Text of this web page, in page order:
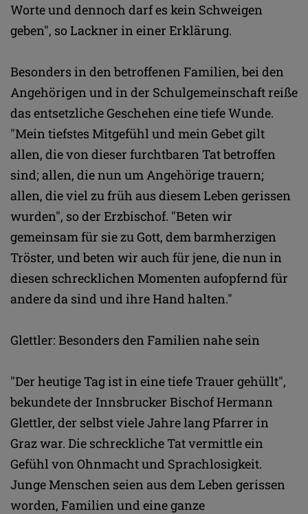
Worte und dennoch darf es kein Schweigen
geben", so Lackner in einer Erklärung.
Besonders in den betroffenen Familien, bei den
Angehörigen und in der Schulgemeinschaft reiße
das entsetzliche Geschehen eine tiefe Wunde.
"Mein tiefstes Mitgefühl und mein Gebet gilt
allen, die von dieser furchtbaren Tat betroffen
sind; allen, die nun um Angehörige trauern;
allen, die viel zu früh aus diesem Leben gerissen
wurden", so der Erzbischof. "Beten wir
gemeinsam für sie zu Gott, dem barmherzigen
Tröster, und beten wir auch für jene, die nun in
diesen schrecklichen Momenten aufopfernd für
andere da sind und ihre Hand halten."
Glettler: Besonders den Familien nahe sein
"Der heutige Tag ist in eine tiefe Trauer gehüllt",
bekundete der Innsbrucker Bischof Hermann
Glettler, der selbst viele Jahre lang Pfarrer in
Graz war. Die schreckliche Tat vermittle ein
Gefühl von Ohnmacht und Sprachlosigkeit.
Junge Menschen seien aus dem Leben gerissen
worden, Familien und eine ganze